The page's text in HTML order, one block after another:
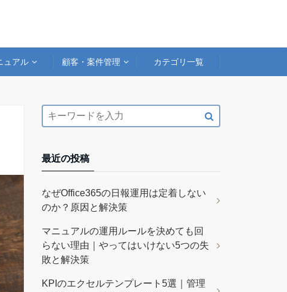
ュアル 顧客・案件管理 カテゴリ一覧
最近の投稿
なぜOffice365の日報運用は定着しない
のか？原因と解決策
マニュアルの運用ルールを決めても回
らない理由｜やってはいけない5つの失
敗と解決策
KPIのエクセルテンプレート5選｜管理